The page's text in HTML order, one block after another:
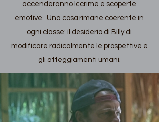
accenderanno lacrime e scoperte
emotive. Una cosa rimane coerente in
ogni classe: il desiderio di Billy di
modificare radicalmente le prospettive e
gli atteggiamenti umani.